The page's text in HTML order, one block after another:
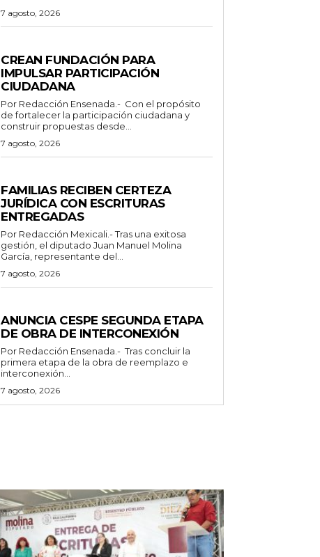
7 agosto, 2026
CREAN FUNDACIÓN PARA
IMPULSAR PARTICIPACIÓN
CIUDADANA
Por Redacción Ensenada.- Con el propósito
de fortalecer la participación ciudadana y
construir propuestas desde...
7 agosto, 2026
FAMILIAS RECIBEN CERTEZA
JURÍDICA CON ESCRITURAS
ENTREGADAS
Por Redacción Mexicali.- Tras una exitosa
gestión, el diputado Juan Manuel Molina
García, representante del...
7 agosto, 2026
ANUNCIA CESPE SEGUNDA ETAPA
DE OBRA DE INTERCONEXIÓN
Por Redacción Ensenada.- Tras concluir la
primera etapa de la obra de reemplazo e
interconexión...
7 agosto, 2026